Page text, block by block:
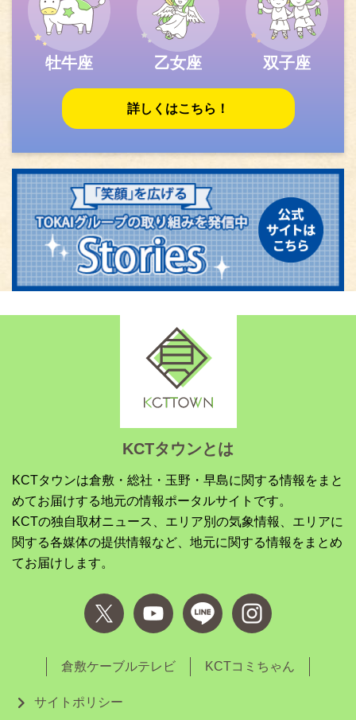
牡牛座 乙女座 双子座
詳しくはこちら！
KCTタウンとは
KCTタウンは倉敷・総社・玉野・早島に関する情報をまと
めてお届けする地元の情報ポータルサイトです。
KCTの独自取材ニュース、エリア別の気象情報、エリアに
関する各媒体の提供情報など、地元に関する情報をまとめ
てお届けします。
倉敷ケーブルテレビ KCTコミちゃん
サイトポリシー